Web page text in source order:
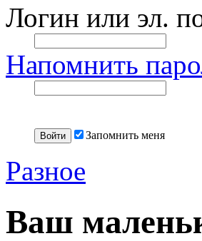
Логин или эл.
Напомнить
Запомнить меня
Разное
Ваш